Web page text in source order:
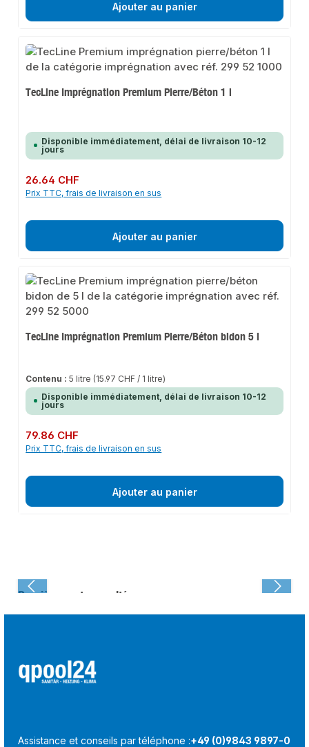
Ajouter au panier
TecLine Imprégnation Premium Pierre/Béton 1 l
Disponible immédiatement, délai de livraison 10-12
jours
Prix régulier :
26.64 CHF
Prix TTC, frais de livraison en sus
Ajouter au panier
TecLine Imprégnation Premium Pierre/Béton bidon 5 l
Contenu :5 litre (15.97 CHF / 1 litre)
Disponible immédiatement, délai de livraison 10-12
jours
Prix régulier :
79.86 CHF
Prix TTC, frais de livraison en sus
Ajouter au panier
Dernièrement consulté :
Assistance et conseils par téléphone :+49 (0)9843 9897-0